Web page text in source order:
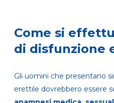
Come si
di disfunzione
Gli uomini che presentano
erettile dovrebbero essere